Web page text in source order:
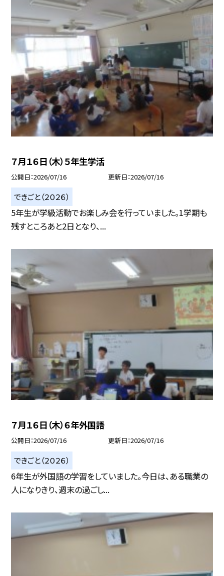
７月１６日（木）５年生学活
公開日 2026/07/16 更新日 2026/07/16
できごと（２０２６）
5年生が学級活動でお楽しみ会を行っていました。1学期も
残すところあと2日となり、...
７月１６日（木）６年外国語
公開日 2026/07/16 更新日 2026/07/16
できごと（２０２６）
6年生が外国語の学習をしていました。今日は、ある職業の
人になりきり、週末の過ごし...